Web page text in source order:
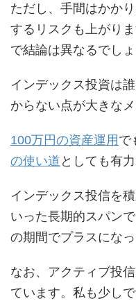
ただし、手間はかか
するリスクも上がり
で結論は異なるでしょ
インデックス投資は
からない点が大きなメ
100万円の資産運用 で
の使い道 としても有
インデックス投信を
いった長期的スパン
の期間でプラスになっ
なお、アクティブ投
ています。私も少し